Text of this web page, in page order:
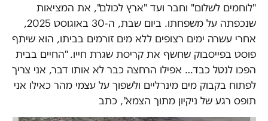
"לוחמים לשלום" וחבר ועד "ארץ לכולם", את המציאות
שנכפתה על משפחתו. ביום שבת, ה-30 באוגוסט 2025,
אחרי עשרה ימים רצופים ללא מים זורמים בביתו, הוא שיתף
פוסט בפייסבוק שחשף את קריסת שגרת חייו."החיים בבית
הפכו לנטל כבד… אפילו הרחצה כבר לא אותו דבר, אני צריך
לפתוח בקבוק מים מינרליים ולשפוך על עצמי מהר כאילו אני
תופס רגע של ניקיון מתוך הצמא", כתב